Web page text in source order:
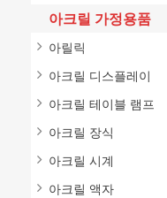
아크릴 가정용품
아릴릭
아크릴 디스플레이
아크릴 테이블 램프
아크릴 장식
아크릴 시계
아크릴 액자